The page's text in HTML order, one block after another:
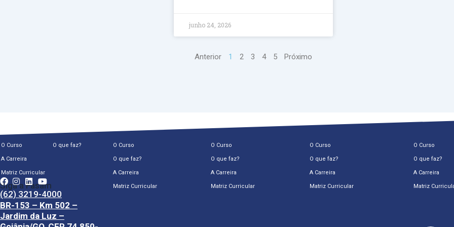
junho 24, 2026
Anterior 1 2 3 4 5 Próximo
O Curso O que faz?
A Carreira
Matriz Curricular
Siga a Fasam
(62) 3219-4000
BR-153 – Km 502 –
Jardim da Luz –
O Curso
O que faz?
A Carreira
Matriz Curricular
O Curso
O que faz?
A Carreira
Matriz Curricular
O Curso
O que faz?
A Carreira
Matriz Curricular
O Curso
O que faz?
A Carreira
Matriz